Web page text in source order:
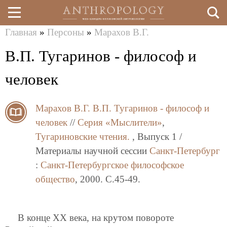
Перейти
к
здесь
Главная » Персоны » Марахов В.Г.
В.П. Тугаринов - философ и
человек
Марахов В.Г. В.П. Тугаринов - философ и
человек // Серия «Мыслители»,
Тугариновские чтения. , Выпуск 1 /
Материалы научной сессии Санкт-Петербург
: Санкт-Петербургское философское
общество, 2000. C.45-49.
В конце ХХ века, на крутом повороте